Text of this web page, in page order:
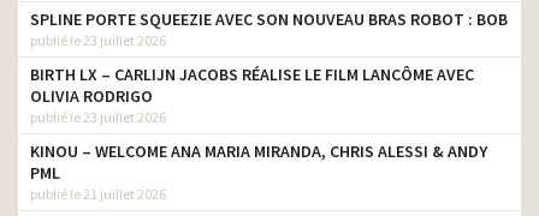
SPLINE PORTE SQUEEZIE AVEC SON NOUVEAU BRAS ROBOT : BOB
publié le 23 juillet 2026
BIRTH LX – CARLIJN JACOBS RÉALISE LE FILM LANCÔME AVEC
OLIVIA RODRIGO
publié le 23 juillet 2026
KINOU – WELCOME ANA MARIA MIRANDA, CHRIS ALESSI & ANDY
PML
publié le 21 juillet 2026